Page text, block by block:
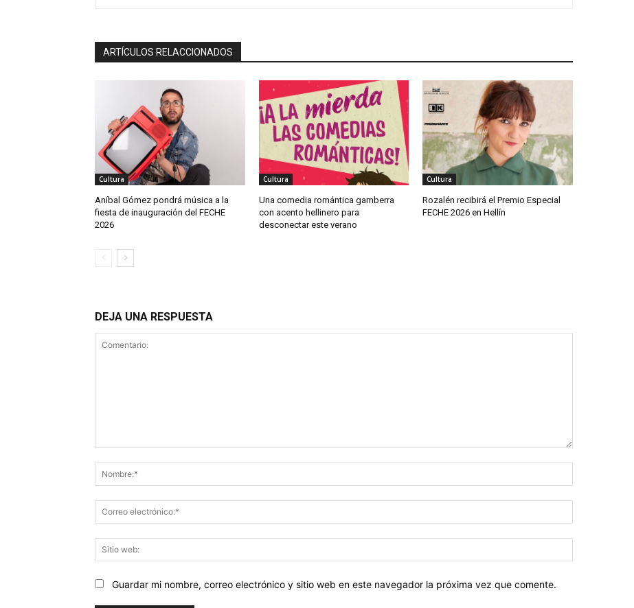
ARTÍCULOS RELACCIONADOS
Cultura
Aníbal Gómez pondrá música a la
fiesta de inauguración del FECHE
2026
Cultura
Una comedia romántica gamberra
con acento hellinero para
desconectar este verano
Cultura
Rozalén recibirá el Premio Especial
FECHE 2026 en Hellín
DEJA UNA RESPUESTA
electrónico:*
web:
Guardar mi nombre, correo electrónico y sitio web en este navegador la próxima vez que comente.